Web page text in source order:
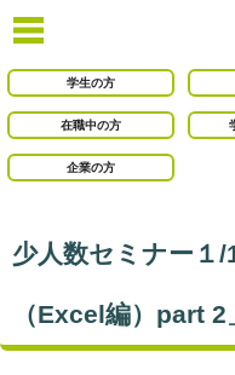
学生の方
在職中の方
企業の方
少人数セミナー１
（Excel編）part 2